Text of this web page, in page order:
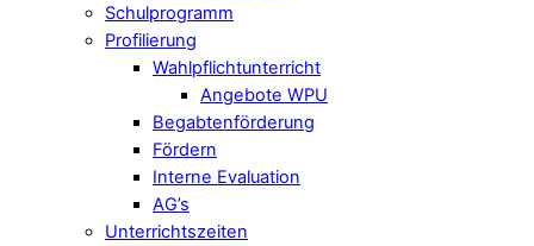
Schulprogramm
Profilierung
Wahlpflichtunterricht
Angebote WPU
Begabtenförderung
Fördern
Interne Evaluation
AG’s
Unterrichtszeiten